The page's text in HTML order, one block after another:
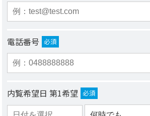
電話番号 必須
内覧希望日 第1希望 必須